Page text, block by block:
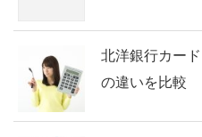
北洋銀行カー
の違いを比較